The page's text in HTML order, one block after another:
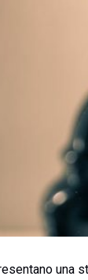
una